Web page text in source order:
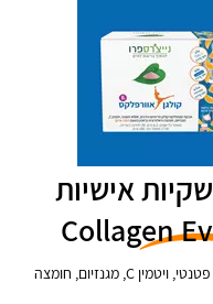
קולגן אוורפלקס 30 שקיות אישיות
אבקת קומפלקס קולגן פרימיום מדגים, MSM פטנטי, ויטמין C, מגנזיום, חומצה